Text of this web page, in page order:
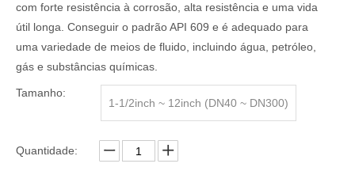
com forte resistência à corrosão, alta resistência e uma vida
útil longa. Conseguir o padrão API 609 e é adequado para
uma variedade de meios de fluido, incluindo água, petróleo,
gás e substâncias químicas.
Tamanho:
1-1/2inch ~ 12inch (DN40 ~ DN300)
Quantidade: